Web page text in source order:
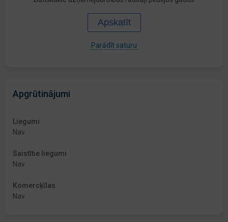
Apskatīt
Parādīt saturu
Apgrūtinājumi
Liegumi
Nav
Saistītie liegumi
Nav
Komercķīlas
Nav